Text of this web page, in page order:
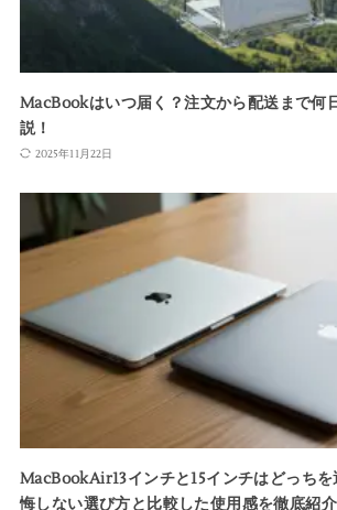
MacBookはいつ届く？注文から配送まで何
説！
2025年11月22日
MacBookAir13インチと15インチはどっち
悔しない選び方と比較した使用感を徹底紹介